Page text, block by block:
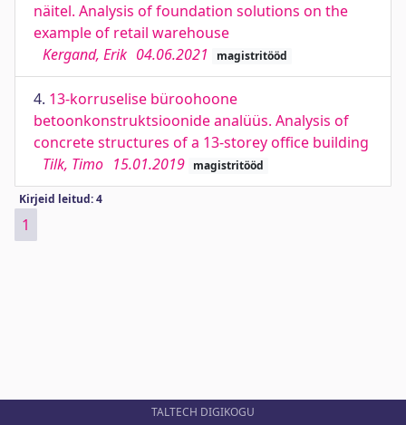
näitel. Analysis of foundation solutions on the
example of retail warehouse
Kergand, Erik 04.06.2021 magistritööd
4. 13-korruselise büroohoone
betoonkonstruktsioonide analüüs. Analysis of
concrete structures of a 13-storey office building
Tilk, Timo 15.01.2019 magistritööd
Kirjeid leitud: 4
1
TALTECH DIGIKOGU